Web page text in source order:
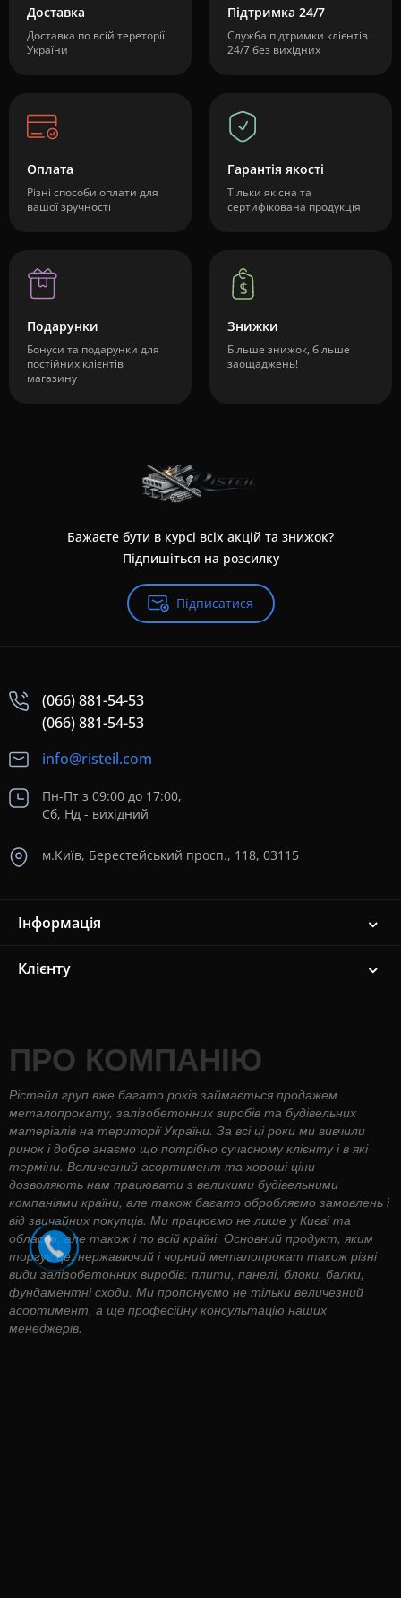
Доставка
Доставка по всій тереторії
України
Підтримка 24/7
Служба підтримки клієнтів
24/7 без вихідних
Оплата
Різні способи оплати для
вашої зручності
Гарантія якості
Тільки якісна та
сертифікована продукція
Подарунки
Бонуси та подарунки для
постійних клієнтів
магазину
Знижки
Більше знижок, більше
заощаджень!
Бажаєте бути в курсі всіх акцій та знижок?
Підпишіться на розсилку
Підписатися
(066) 881-54-53
(066) 881-54-53
info@risteil.com
Пн-Пт з 09:00 до 17:00,
Сб, Нд - вихідний
м.Київ, Берестейський просп., 118, 03115
Інформація
Клієнту
ПРО КОМПАНІЮ
Рістейл груп вже багато років займається продажем
металопрокату, залізобетонних виробів та будівельних
матеріалів на території України. За всі ці роки ми вивчили
ринок і добре знаємо що потрібно сучасному клієнту і в які
терміни. Величезний асортимент та хороші ціни
дозволяють нам працювати з великими будівельними
компаніями країни, але також багато обробляємо замовлень і
від звичайних покупців. Ми працюємо не лише у Києві та
області, але також і по всій країні. Основний продукт, яким
торгує це: нержавіючий і чорний металопрокат також різні
види залізобетонних виробів: плити, панелі, блоки, балки,
фундаментні сходи. Ми пропонуємо не тільки величезний
асортимент, а ще професійну консультацію наших
менеджерів.